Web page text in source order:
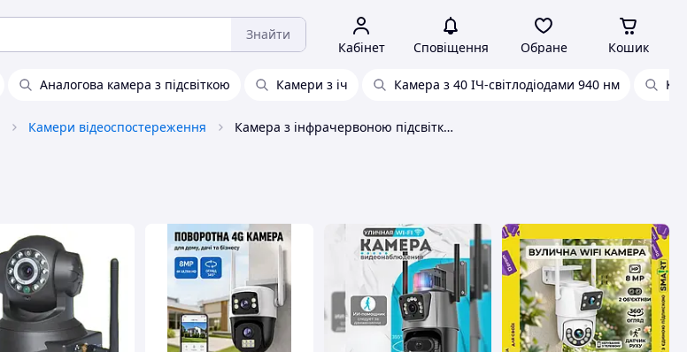
Знайти
Кабінет Сповіщення Обране Кошик
Аналогова камера з підсвіткою Камери з іч Камера з 40 ІЧ-світлодіодами 940 нм
Камери відеоспостереження Камера з інфрачервоною підсвіткою